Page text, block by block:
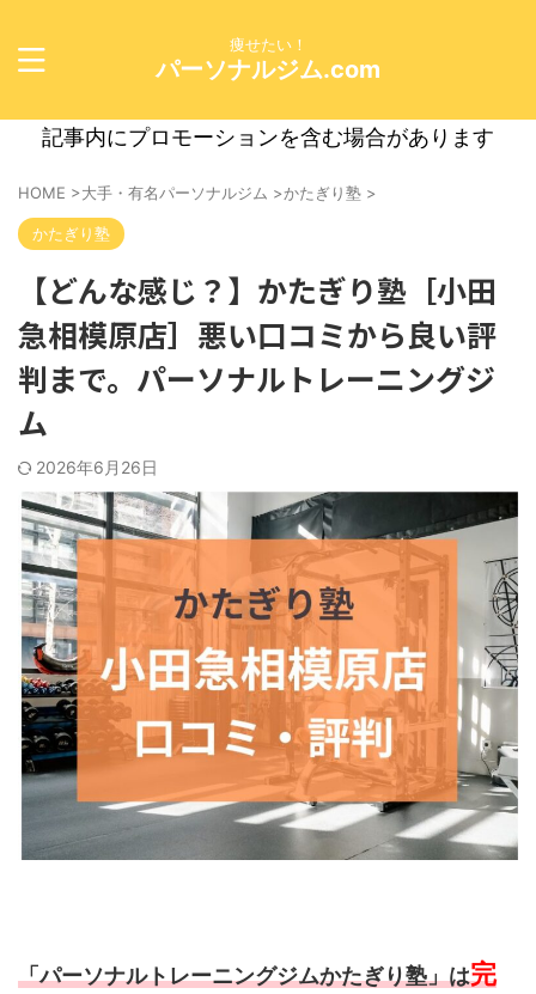
痩せたい！
パーソナルジム.com
記事内にプロモーションを含む場合があります
HOME >大手・有名パーソナルジム >かたぎり塾 >
かたぎり塾
【どんな感じ？】かたぎり塾［小田
急相模原店］悪い口コミから良い評
判まで。パーソナルトレーニングジ
ム
2026年6月26日
「パーソナルトレーニングジムかたぎり塾」は完